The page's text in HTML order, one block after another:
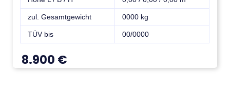
zul. Gesamtgewicht 0000 kg
TÜV bis 00/0000
8.900 €